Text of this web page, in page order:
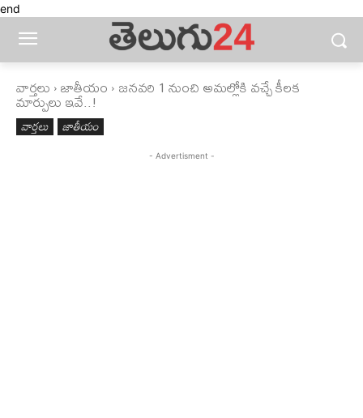
end
వార్తలు జాతీయం జనవరి 1 నుంచి అమల్లోకి వచ్చే కీలక
మార్పులు ఇవే..!
వార్తలు జాతీయం
- Advertisment -